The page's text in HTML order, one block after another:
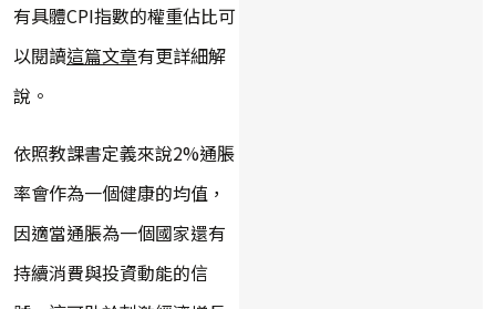
有具體CPI指數的權重佔比可
以閱讀這篇文章有更詳細解
說。
依照教課書定義來說2%通脹
率會作為一個健康的均值，
因適當通脹為一個國家還有
持續消費與投資動能的信